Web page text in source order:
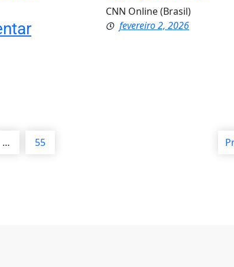
CNN Online (Brasil)
fevereiro 2, 2026
… 55